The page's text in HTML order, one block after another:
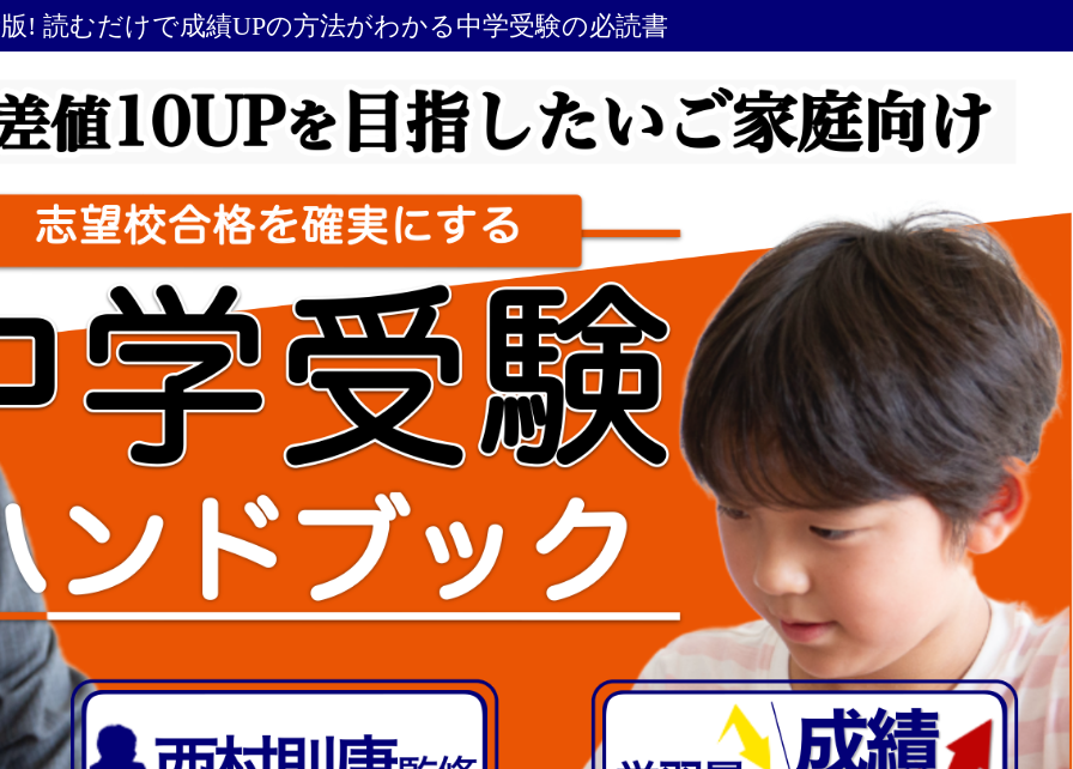
! 読むだけで成績UPの方法がわかる中学受験の必読書